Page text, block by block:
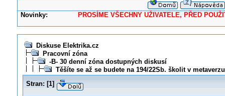
Novinky: PROSÍME VŠECHNY UŽIVATELE, PŘED
Diskuse Elektrika.cz
Pracovní zóna
-B- 30 denní zóna dostupných diskusí
Těšíte se až se budete na 194/22Sb. školit v
Stran: [1]